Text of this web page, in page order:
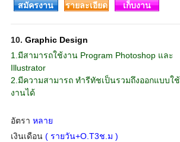
สมัครงาน รายละเอียด เก็บงาน
10. Graphic Design
1.มีสามารถใช้งาน Program Photoshop และ
Illustrator
2.มีความสามารถ ทำรีทัชเป็นรวมถึงออกแบบใช้
งานได้
อัตรา หลาย
เงินเดือน ( รายวัน+O.T3ช.ม )